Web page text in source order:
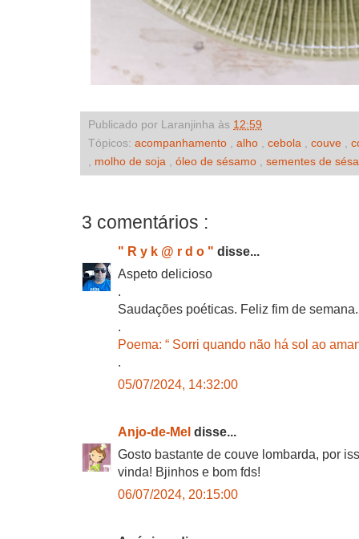
Publicado por Laranjinha às 12:59
Tópicos: acompanhamento alho cebola couve
molho de soja óleo de sésamo sementes de
3 comentários :
" R y k @ r d o " disse...
Aspeto delicioso
.
Saudações poéticas. Feliz fim de semana.
.
Poema: “ Sorri quando não há sol ao
.
05/07/2024, 14:32:00
Anjo-de-Mel disse...
Gosto bastante de couve lombarda, por
vinda! Bjinhos e bom fds!
06/07/2024, 20:15:00